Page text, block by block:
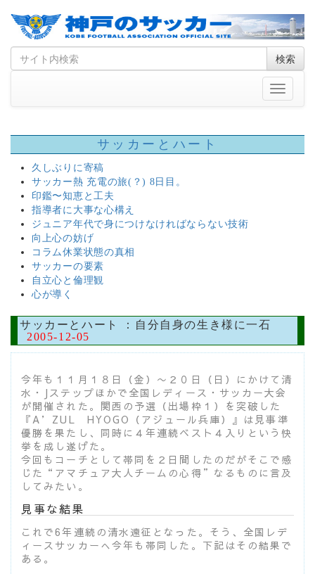
Skip
to
Search
for
検索
Toggle
サッカーとハート
久しぶりに寄稿
サッカー熱 充電の旅(？) 8日目。
印鑑〜知恵と工夫
指導者に大事な心構え
ジュニア年代で身につけなければならない技術
向上心の妨げ
コラム休業状態の真相
サッカーの要素
自立心と倫理観
心が導く
サッカーとハート ：自分自身の生き様に一石
2005-12-05
今年も１１月１８日（金）〜２０日（日）にかけて清
水・Jステップほかで全国レディース・サッカー大会
が開催された。関西の予選（出場枠１）を突破した
『A’ZUL HYOGO（アジュール兵庫）』は見事準
優勝を果たし、同時に４年連続ベスト４入りという快
挙を成し遂げた。
今回もコーチとして帯同を２日間したのだがそこで感
じた“アマチュア大人チームの心得”なるものに言及
してみたい。
見事な結果
これで6年連続の清水遠征となった。そう、全国レデ
ィースサッカーへ今年も帯同した。下記はその結果で
ある。